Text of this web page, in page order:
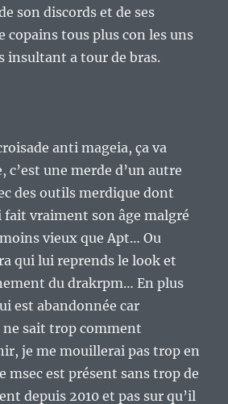
son discords et de ses
copains tous plus con les uns
insultant a tour de bras.
anti mageia, ça va
c’est une merde d’un autre
des outils merdique dont
fait vraiment son âge malgré
vieux que Apt… Ou
qui lui reprends le look et
du drakrpm… En plus
est abandonnée car
ne sait trop comment
je me mouillerai pas trop en
msec est présent sans trop de
depuis 2010 et pas sur qu’il